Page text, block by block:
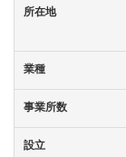
所在地
業種
事業所数
設立